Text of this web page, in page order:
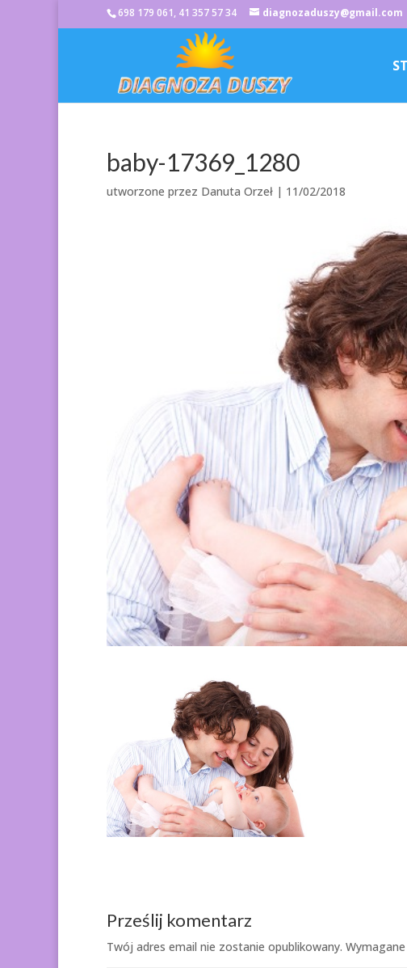
698 179 061, 41 357 57 34 diagnozaduszy@gmail.com
baby-17369_1280
utworzone przez Danuta Orzeł | 11/02/2018
Prześlij komentarz
Twój adres email nie zostanie opublikowany.